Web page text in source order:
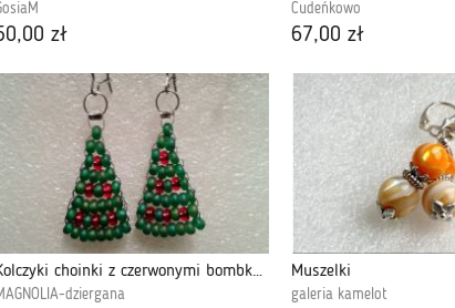
zł
Cudeńkowo
67,00 zł
Kolczyki choinki z czerwonymi bombkami
dziergana
Muszelki
galeria kamelot